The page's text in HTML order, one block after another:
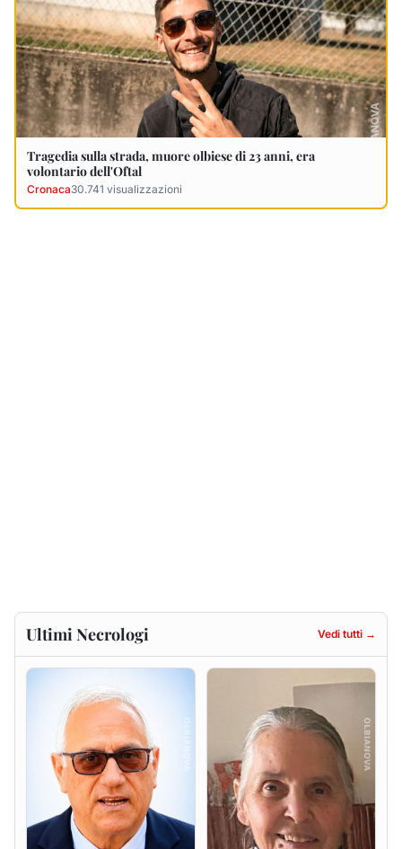
Antonio Carta
9 agosto 2026
Gesuina Sanna ved. Sanna